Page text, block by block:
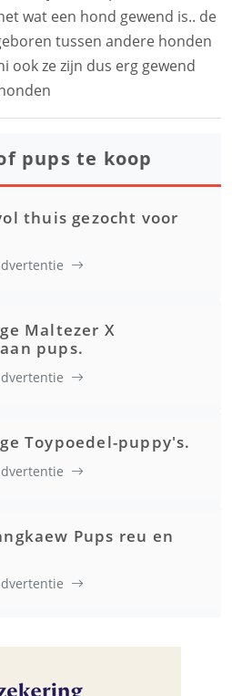
wat een hond gewend is.. de
tussen andere honden
ook ze zijn dus erg gewend
pups te koop
thuis gezocht voor
Maltezer X
pups.
Toypoedel-puppy's.
Pups reu en